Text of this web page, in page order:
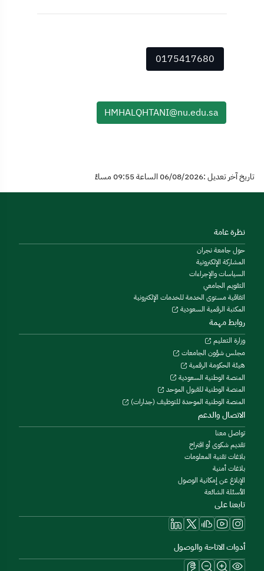
0175417680
HMHALQHTANI@nu.edu.sa
تاريخ آخر تعديل :06/08/2026 الساعة 09:55 مساءً
نظرة عامة
حول جامعة نجران
المشاركة الإلكترونية
السياسات والإجراءات
التقويم الجامعي
اتفاقية مستوى الخدمة للخدمات الإلكترونية
المكتبة الرقمية السعودية
روابط مهمة
وزارة التعليم
مجلس شؤون الجامعات
هيئة الحكومة الرقمية
المنصة الوطنية السعودية
المنصة الوطنية للقبول الموحد
المنصة الوطنية الموحدة للتوظيف (جدارات)
الاتصال والدعم
تواصل معنا
تقديم شكوى أو اقتراح
بلاغات تقنية المعلومات
بلاغات أمنية
الإبلاغ عن إمكانية الوصول
الأسئلة الشائعة
تابعنا على
أدوات الاتاحة والوصول